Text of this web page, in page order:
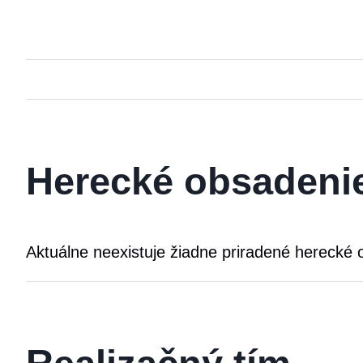
Herecké
Aktuálne neexistuje žiadne priradené herecké